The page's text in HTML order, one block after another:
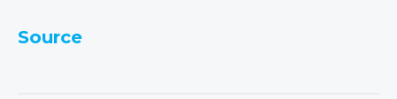
Source